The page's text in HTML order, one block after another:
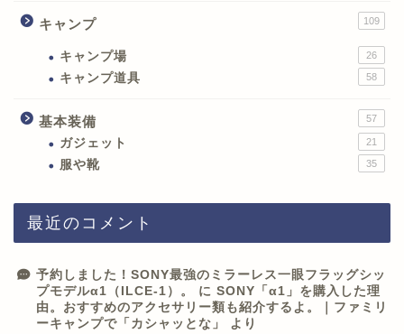
キャンプ 109
キャンプ場 26
キャンプ道具 58
基本装備 57
ガジェット 21
服や靴 35
最近のコメント
予約しました！SONY最強のミラーレス一眼フラッグシッ
プモデルα1（ILCE-1）。
に SONY「α1」を購入した理
由。おすすめのアクセサリー類も紹介するよ。｜ファミリ
ーキャンプで「カシャッとな」
より